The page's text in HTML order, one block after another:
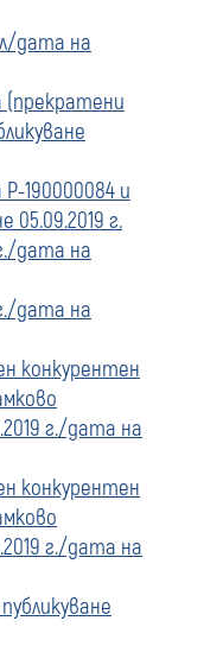
дата на
(прекратени
190000084 и
05.09.2019 г.
дата на
дата на
конкурентен
г./дата на
конкурентен
г./дата на